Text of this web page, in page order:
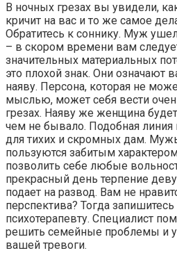
В ночных грезах вы увидели,
кричит на вас и то же самое
Обратитесь к соннику. Муж
– в скором времени вам
значительных материальных
это плохой знак. Они означают
наяву. Персона, которая не
мыслью, может себя вести
грезах. Наяву же женщина
чем не бывало. Подобная линия
для тихих и скромных дам.
пользуются забитым
позволить себе любые
прекрасный день терпение
подает на развод. Вам не
перспектива? Тогда
психотерапевту. Специалист
решить семейные проблемы и
вашей тревоги.